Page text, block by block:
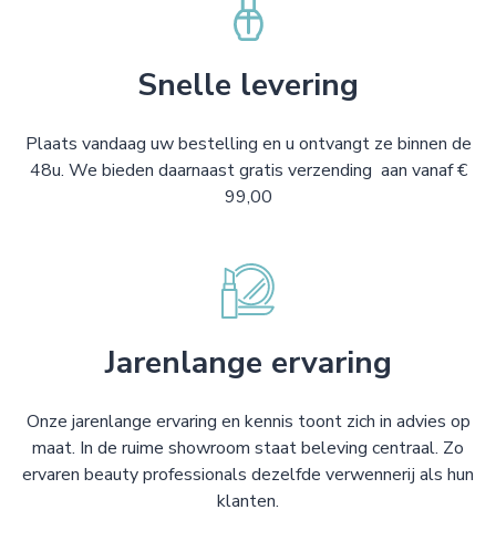
Snelle levering
Plaats vandaag uw bestelling en u ontvangt ze binnen de
48u. We bieden daarnaast gratis verzending aan vanaf €
99,00
Jarenlange ervaring
Onze jarenlange ervaring en kennis toont zich in advies op
maat. In de ruime showroom staat beleving centraal. Zo
ervaren beauty professionals dezelfde verwennerij als hun
klanten.